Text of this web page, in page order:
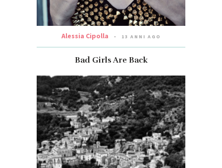
Alessia Cipolla 13 ANNI AGO
Bad Girls Are Back